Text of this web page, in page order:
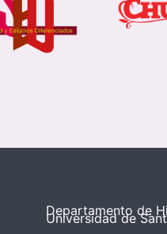
Departamento de
Universidad de